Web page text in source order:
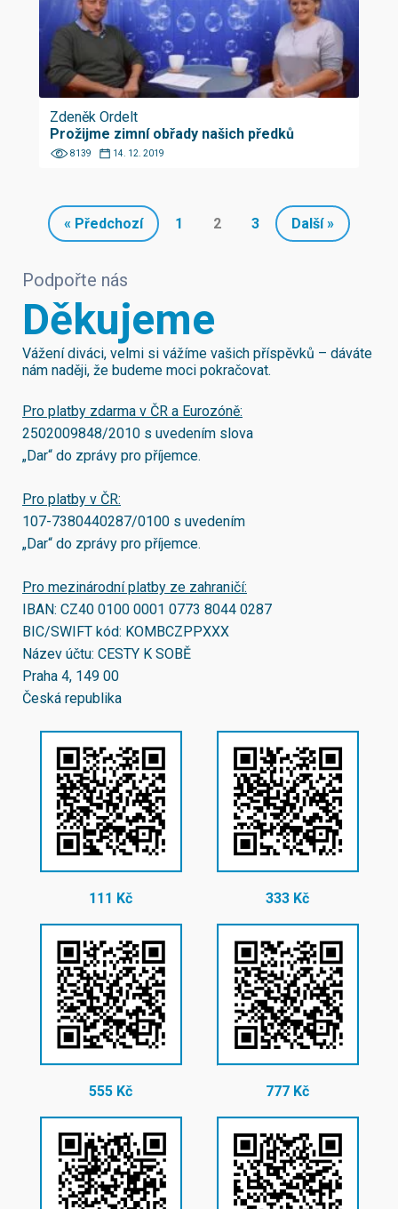
Zdeněk Ordelt
Prožijme zimní obřady našich předků
8139 14. 12. 2019
« Předchozí 1 2 3 Další »
Podpořte nás
Děkujeme
Vážení diváci, velmi si vážíme vašich příspěvků – dáváte
nám naději, že budeme moci pokračovat.
Pro platby zdarma v ČR a Eurozóně:
2502009848/2010 s uvedením slova
„Dar“ do zprávy pro příjemce.
Pro platby v ČR:
107-7380440287/0100 s uvedením
„Dar“ do zprávy pro příjemce.
Pro mezinárodní platby ze zahraničí:
IBAN: CZ40 0100 0001 0773 8044 0287
BIC/SWIFT kód: KOMBCZPPXXX
Název účtu: CESTY K SOBĚ
Praha 4, 149 00
Česká republika
111 Kč 333 Kč
555 Kč 777 Kč